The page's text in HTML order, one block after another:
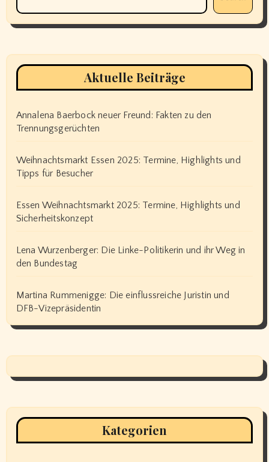
Aktuelle Beiträge
Annalena Baerbock neuer Freund: Fakten zu den
Trennungsgerüchten
Weihnachtsmarkt Essen 2025: Termine, Highlights und
Tipps für Besucher
Essen Weihnachtsmarkt 2025: Termine, Highlights und
Sicherheitskonzept
Lena Wurzenberger: Die Linke-Politikerin und ihr Weg in
den Bundestag
Martina Rummenigge: Die einflussreiche Juristin und
DFB-Vizepräsidentin
Kategorien